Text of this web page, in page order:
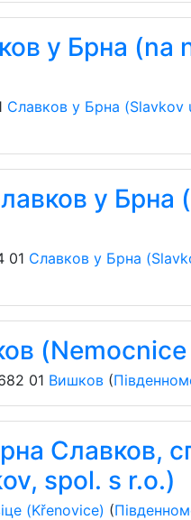
у Брна (na
Славков у Брна (Slavkov
у
01 Славков у Брна
01 Вишков (
Славков,
spol. s r.o.)
(Křenovice) (